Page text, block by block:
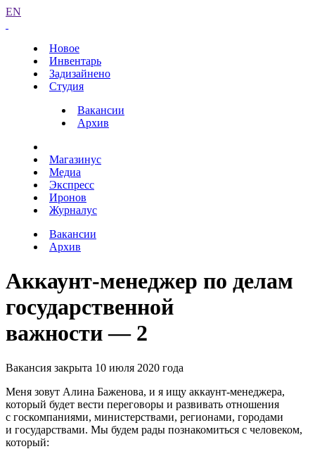
EN
Новое
Инвентарь
Задизайнено
Студия
Вакансии
Архив
Магазинус
Медиа
Экспресс
Иронов
Журналус
Вакансии
Архив
Аккаунт-менеджер по делам
государственной
важности — 2
Вакансия закрыта 10 июля 2020 года
Меня зовут Алина Баженова, и я ищу аккаунт-менеджера,
который будет вести переговоры и развивать отношения
с госкомпаниями, министерствами, регионами, городами
и государствами. Мы будем рады познакомиться с человеком,
который: